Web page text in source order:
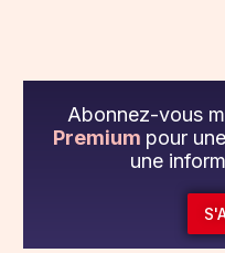
Abonnez-vous
Premium pour
une